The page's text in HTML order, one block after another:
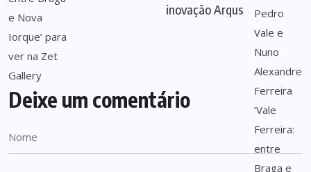
inovação Arqus
Deixe um comentário